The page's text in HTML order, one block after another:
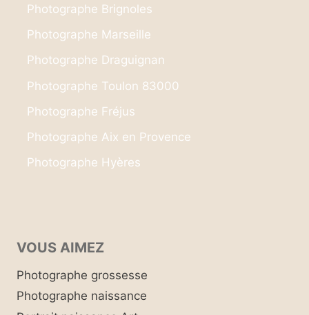
Photographe Brignoles
Photographe Marseille
Photographe Draguignan
Photographe Toulon 83000
Photographe Fréjus
Photographe Aix en Provence
Photographe Hyères
VOUS AIMEZ
Photographe grossesse
Photographe naissance